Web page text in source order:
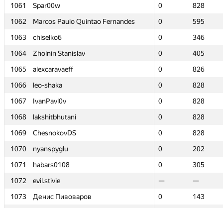
1061
Spar00w 0
828
1062
Marcos Paulo Quintao Fernandes 0
595
1063
chiselko6 0
346
1064
Zholnin Stanislav 0
405
1065
alexcaravaeff 0
826
1066
leo-shaka 0
828
1067
IvanPavl0v 0
828
1068
lakshitbhutani 0
828
1069
ChesnokovDS 0
828
1070
nyanspyglu 0
202
1071
habars0108 0
305
1072
evil.stivie —
—
1073
Денис Пивоваров 0
143
1061
Spar00w 0
828
1062
Marcos Paulo Quintao Fernandes 0
595
1063
chiselko6 0
346
1064
Zholnin Stanislav 0
405
1065
alexcaravaeff 0
826
1066
leo-shaka 0
828
1067
IvanPavl0v 0
828
1068
lakshitbhutani 0
828
1069
ChesnokovDS 0
828
1070
nyanspyglu 0
202
1071
habars0108 0
305
1072
evil.stivie —
—
1073
Денис Пивоваров 0
143